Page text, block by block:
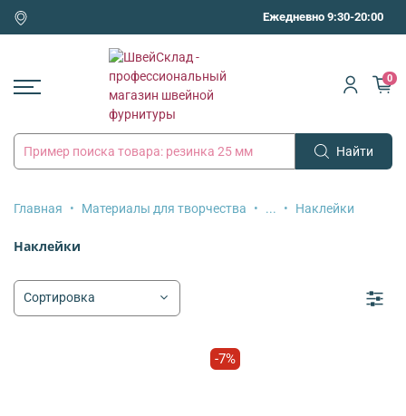
Ежедневно 9:30-20:00
Найти
0
Главная Материалы для творчества ... Наклейки
Наклейки
-7%